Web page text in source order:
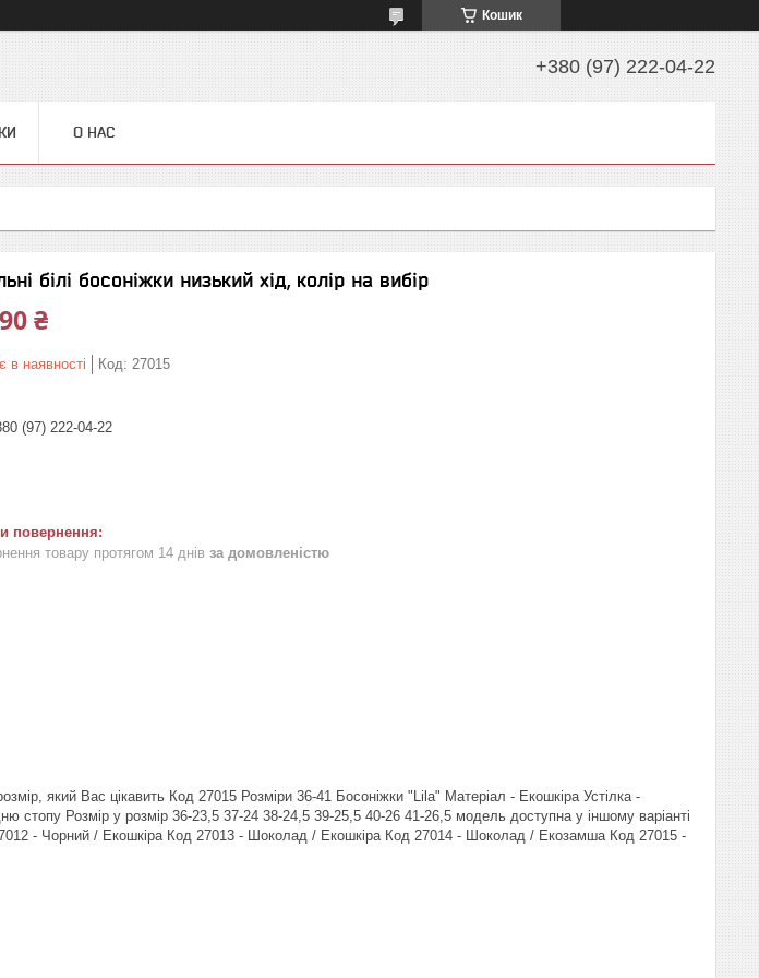
Кошик
+380 (97) 222-04-22
О НАС
білі босоніжки низький хід, колір на вибір
₴
в наявності Код: 27015
(97) 222-04-22
товару протягом 14 днів за домовленістю
який Вас цікавить Код 27015 Розміри 36-41 Босоніжки "Lila" Матеріал - Екошкіра Устілка -
стопу Розмір у розмір 36-23,5 37-24 38-24,5 39-25,5 40-26 41-26,5 модель доступна у іншому варіанті
- Чорний / Екошкіра Код 27013 - Шоколад / Екошкіра Код 27014 - Шоколад / Екозамша Код 27015 -